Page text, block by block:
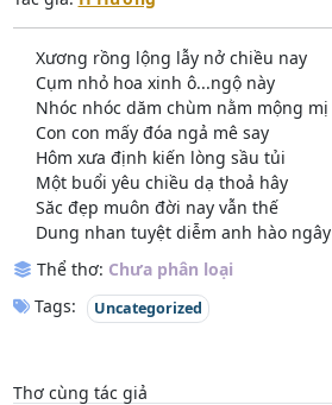
Xương rồng lộng lẫy nở chiều nay
Cụm nhỏ hoa xinh ô...ngộ này
Nhóc nhóc dăm chùm nằm mộng mị
Con con mấy đóa ngả mê say
Hôm xưa định kiến lòng sầu tủi
Một buổi yêu chiều dạ thoả hây
Săc đẹp muôn đời nay vẫn thế
Dung nhan tuyệt diễm anh hào ngây
Thể thơ: Chưa phân loại
Tags:
Uncategorized
Thơ cùng tác giả